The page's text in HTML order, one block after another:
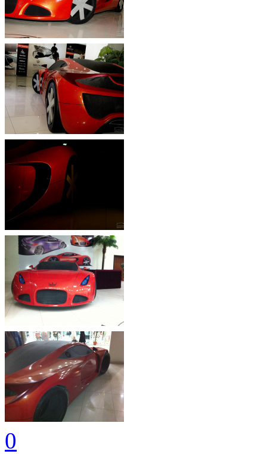
0